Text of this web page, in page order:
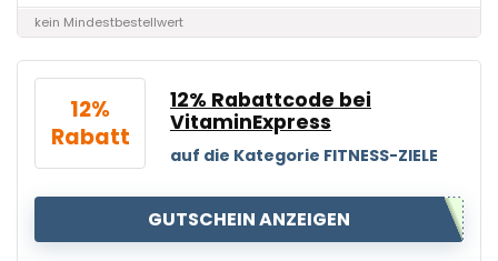
kein Mindestbestellwert
12%
Rabatt
12% Rabattcode bei
VitaminExpress
auf die Kategorie FITNESS-ZIELE
GUTSCHEIN ANZEIGEN